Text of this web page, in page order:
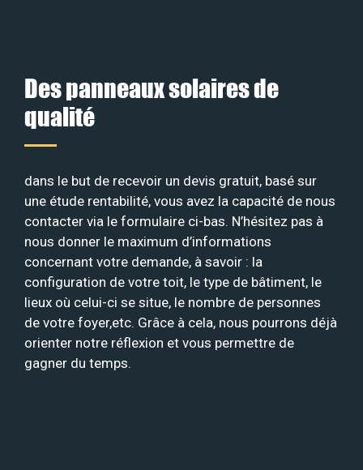
Des panneaux solaires de
qualité
dans le but de recevoir un devis gratuit, basé sur
une étude rentabilité, vous avez la capacité de nous
contacter via le formulaire ci-bas. N’hésitez pas à
nous donner le maximum d’informations
concernant votre demande, à savoir : la
configuration de votre toit, le type de bâtiment, le
lieux où celui-ci se situe, le nombre de personnes
de votre foyer,etc. Grâce à cela, nous pourrons déjà
orienter notre réflexion et vous permettre de
gagner du temps.